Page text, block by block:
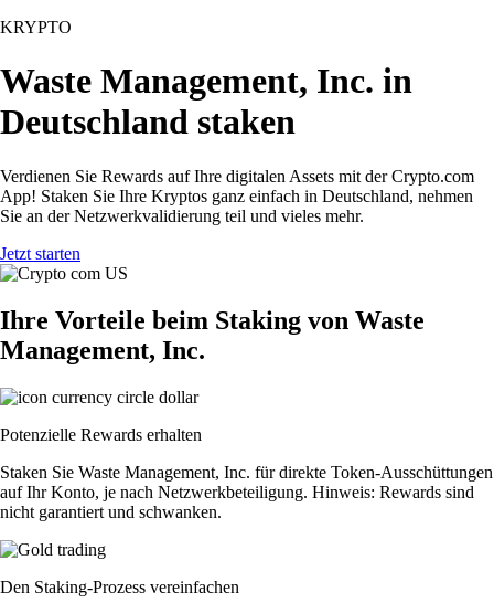
KRYPTO
Waste Management, Inc. in
Deutschland staken
Verdienen Sie Rewards auf Ihre digitalen Assets mit der Crypto.com
App! Staken Sie Ihre Kryptos ganz einfach in Deutschland, nehmen
Sie an der Netzwerkvalidierung teil und vieles mehr.
Jetzt starten
Ihre Vorteile beim Staking von Waste
Management, Inc.
Potenzielle Rewards erhalten
Staken Sie Waste Management, Inc. für direkte Token-Ausschüttungen
auf Ihr Konto, je nach Netzwerkbeteiligung. Hinweis: Rewards sind
nicht garantiert und schwanken.
Den Staking-Prozess vereinfachen